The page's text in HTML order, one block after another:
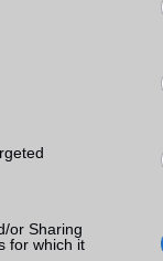
or Sharing
for which it